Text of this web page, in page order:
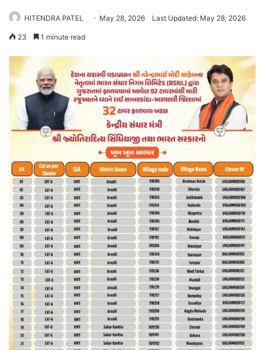
HITENDRA PATEL May 28, 2026 Last Updated: May 28, 2026
23 1 minute read